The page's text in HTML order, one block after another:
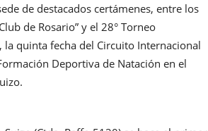
de destacados certámenes, entre los
de Rosario” y el 28° Torneo
quinta fecha del Circuito Internacional
Deportiva de Natación en el